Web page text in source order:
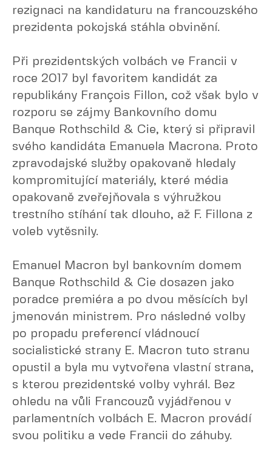
rezignaci na kandidaturu na francouzského
prezidenta pokojská stáhla obvinění.
Při prezidentských volbách ve Francii v
roce 2017 byl favoritem kandidát za
republikány François Fillon, což však bylo v
rozporu se zájmy Bankovního domu
Banque Rothschild & Cie, který si připravil
svého kandidáta Emanuela Macrona. Proto
zpravodajské služby opakovaně hledaly
kompromitující materiály, které média
opakovaně zveřejňovala s výhružkou
trestního stíhání tak dlouho, až F. Fillona z
voleb vytěsnily.
Emanuel Macron byl bankovním domem
Banque Rothschild & Cie dosazen jako
poradce premiéra a po dvou měsících byl
jmenován ministrem. Pro následné volby
po propadu preferencí vládnoucí
socialistické strany E. Macron tuto stranu
opustil a byla mu vytvořena vlastní strana,
s kterou prezidentské volby vyhrál. Bez
ohledu na vůli Francouzů vyjádřenou v
parlamentních volbách E. Macron provádí
svou politiku a vede Francii do záhuby.